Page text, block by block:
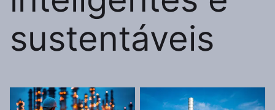
sustentáveis